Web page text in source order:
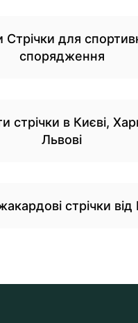
Стрічки для
спорядження
стрічки в Києві,
Львові
стрічки від